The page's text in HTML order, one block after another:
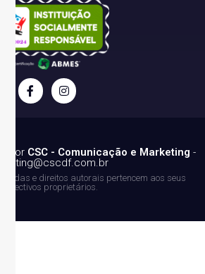
por CSC - Comunicação e Marketing -
e direitos autorais pertencem aos seus
respectivos proprietários.